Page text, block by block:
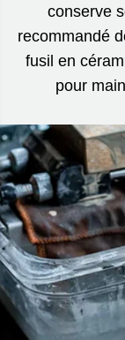
conserve
recommandé
fusil en
pour